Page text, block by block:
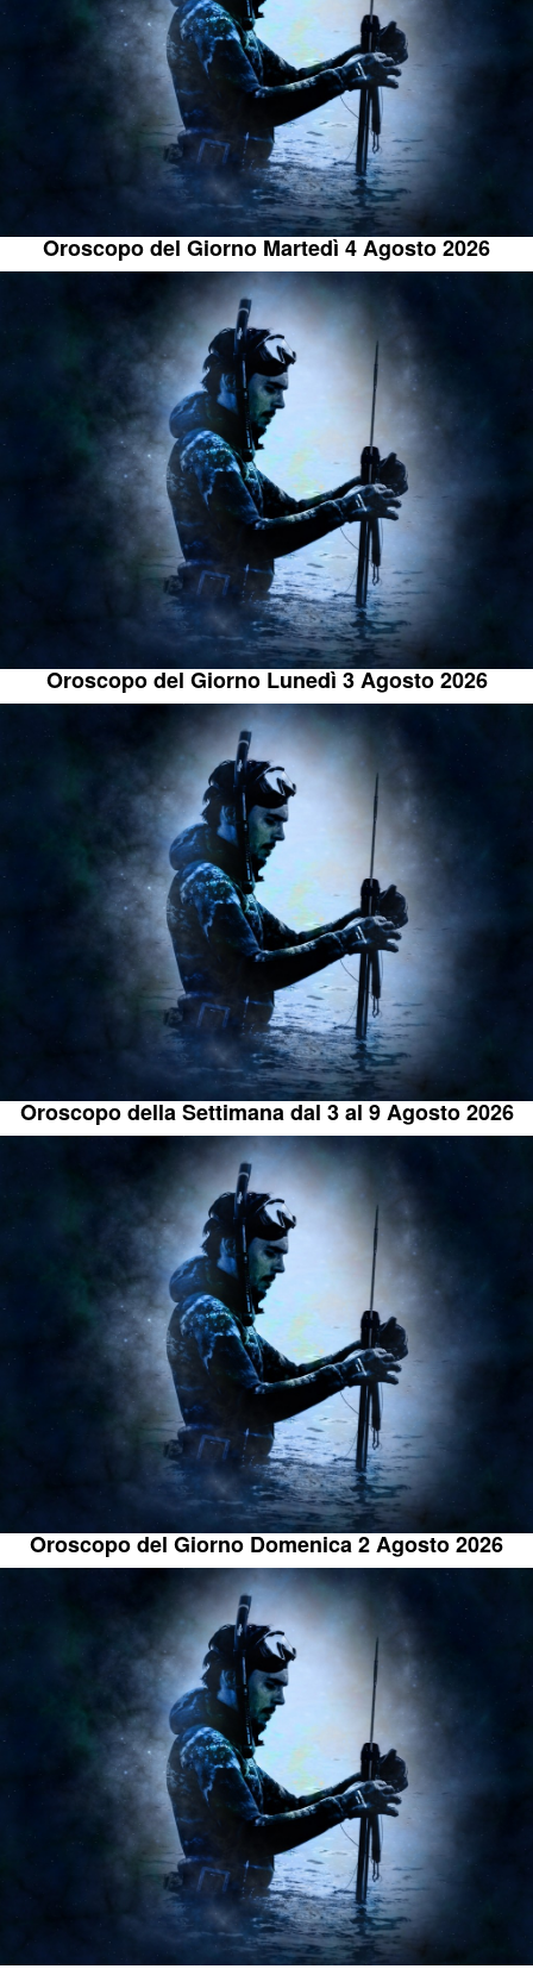
Oroscopo del Giorno Martedì 4 Agosto 2026
Oroscopo del Giorno Lunedì 3 Agosto 2026
Oroscopo della Settimana dal 3 al 9 Agosto 2026
Oroscopo del Giorno Domenica 2 Agosto 2026